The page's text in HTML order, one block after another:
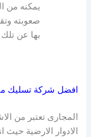
يمكنه من
صعوبته
بها عن
افضل شركة تسليك
المجارى تعتبر من
الادوار الارضية